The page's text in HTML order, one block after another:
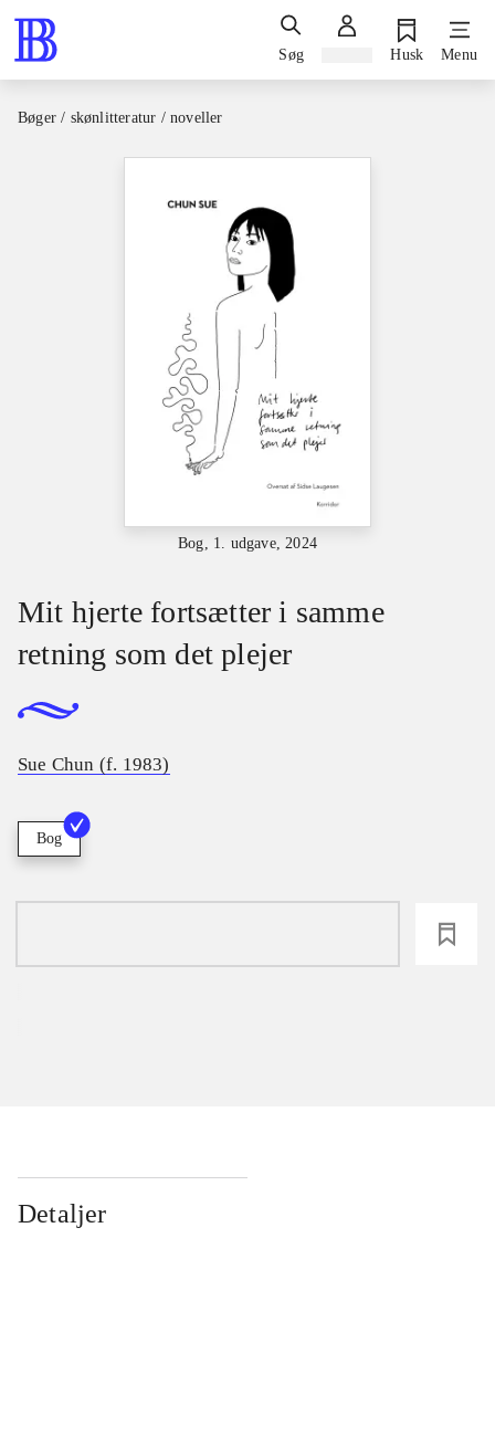
Søg Husk Menu
Bøger / skønlitteratur / noveller
Bog, 1. udgave, 2024
Mit hjerte fortsætter i samme
retning som det plejer
Sue Chun (f. 1983)
Bog
Detaljer